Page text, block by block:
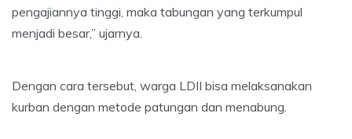
pengajiannya tinggi, maka tabungan yang terkumpul
menjadi besar,” ujarnya.
Dengan cara tersebut, warga LDII bisa melaksanakan
kurban dengan metode patungan dan menabung.